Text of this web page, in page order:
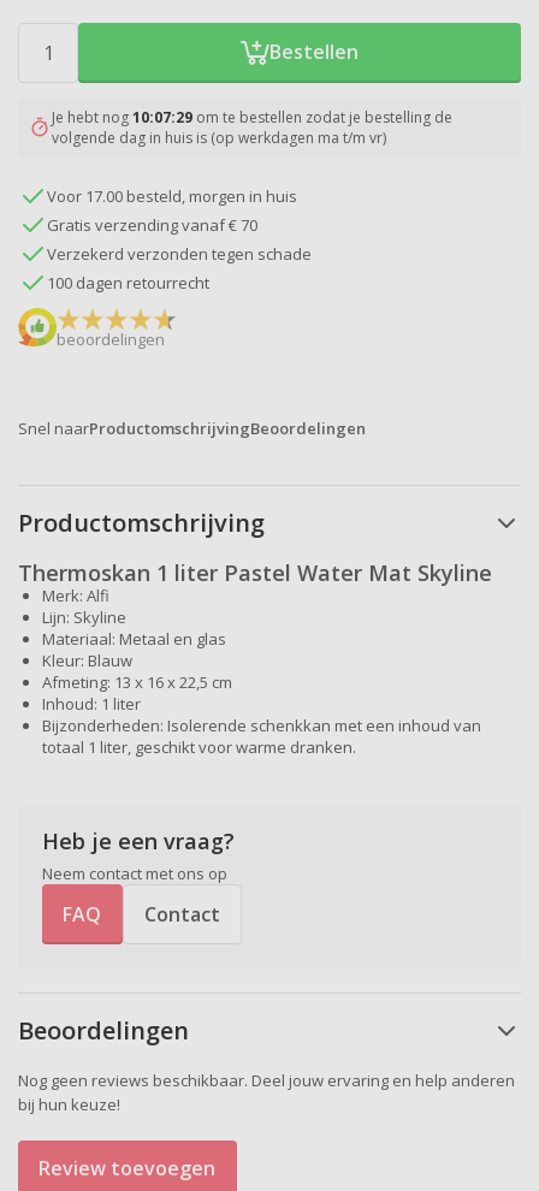
Bestellen
Je hebt nog10:07:28 om te bestellen zodat je bestelling de
volgende dag in huis is (op werkdagen ma t/m vr)
Voor 17.00 besteld, morgen in huis
Gratis verzending vanaf € 70
Verzekerd verzonden tegen schade
100 dagen retourrecht
beoordelingen
Heb je een vraag?
Neem contact met ons op
FAQ Contact
Snel naarProductomschrijvingBeoordelingen
Productomschrijving
Thermoskan 1 liter Pastel Water Mat Skyline
Merk: Alfi
Lijn: Skyline
Materiaal: Metaal en glas
Kleur: Blauw
Afmeting: 13 x 16 x 22,5 cm
Inhoud: 1 liter
Bijzonderheden: Isolerende schenkkan met een inhoud van
totaal 1 liter, geschikt voor warme dranken.
Beoordelingen
Nog geen reviews beschikbaar. Deel jouw ervaring en help anderen
bij hun keuze!
Review toevoegen